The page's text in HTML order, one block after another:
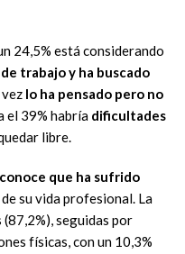
24,5% está considerando
trabajo y ha buscado
lo ha pensado pero no
el 39% habría dificultades
libre.
que ha sufrido
su vida profesional. La
seguidas por
físicas, con un 10,3%